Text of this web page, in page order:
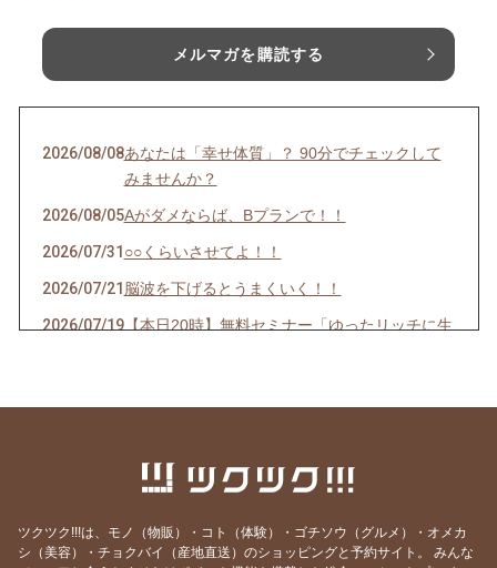
メルマガを購読する
2026/08/08あなたは「幸せ体質」？ 90分でチェックして
みませんか？
2026/08/05Aがダメならば、Bプランで！！
2026/07/31 ○○くらいさせてよ！！
2026/07/21 脳波を下げるとうまくいく！！
2026/07/19【本日20時】無料セミナー「ゆったリッチに生
きよう」②料金改定について
験中！！
当？？
ツクツク!!!は、モノ（物販）・コト（体験）・ゴチソウ（グルメ）・オメカ
シ（美容）・チョクバイ（産地直送）のショッピングと予約サイト。
みんな